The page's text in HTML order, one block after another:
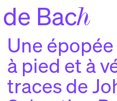
Skip
content
Chemins
À
raphaël
Une
à pied et à
traces de